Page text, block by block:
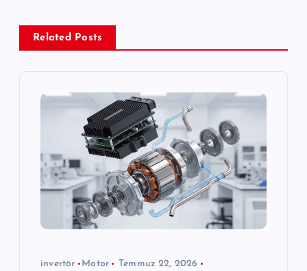
e
Related Posts
invertör Motor Temmuz 22, 2026